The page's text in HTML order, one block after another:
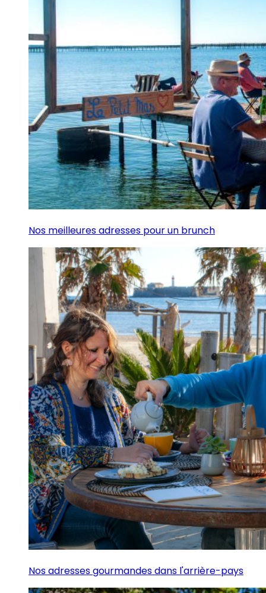
Nos meilleures adresses pour un brunch
Nos adresses gourmandes dans l'arrière-pays